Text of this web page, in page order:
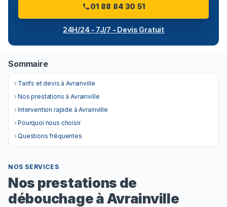
01 88 84 30 51
24H/24 - 7J/7 - Devis Gratuit
Sommaire
Tarifs et devis à Avrainville
Nos prestations à Avrainville
Intervention rapide à Avrainville
Pourquoi nous choisir
Questions fréquentes
NOS SERVICES
Nos prestations de
débouchage à Avrainville